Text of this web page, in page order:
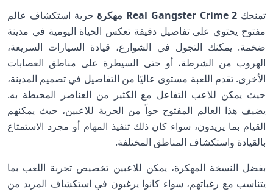
تمنحك Real Gangster Crime 2 مهكرة
حرية استكشاف عالم
مفتوح يحتوي على تفاصيل دقيقة تعكس الحياة اليومية في مدينة
ضخمة. يمكنك التجول في الشوارع، قيادة السيارات السريعة،
الهروب من الشرطة، أو حتى السيطرة على مناطق العصابات
الأخرى. تقدم اللعبة مستوى عاليًا من التفاصيل في تصميم المدينة،
حيث يمكن للاعب التفاعل مع الكثير من العناصر المحيطة به.
يضيف هذا العالم المفتوح جواً من الحرية للاعبين، حيث يمكنهم
القيام بما يريدون، سواء كان ذلك تنفيذ المهام أو مجرد الاستمتاع
بالقيادة واستكشاف المناطق المختلفة.
بفضل النسخة المهكرة، يمكن للاعبين تخصيص تجربة اللعب بما
يتناسب مع رغباتهم، سواء كانوا يرغبون في استكشاف المزيد من